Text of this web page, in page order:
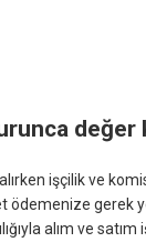
değer
işçilik ve
ödemenize gerek
alım ve